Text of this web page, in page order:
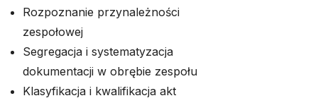
Rozpoznanie przynależności
zespołowej
Segregacja i systematyzacja
dokumentacji w obrębie zespołu
Klasyfikacja i kwalifikacja akt